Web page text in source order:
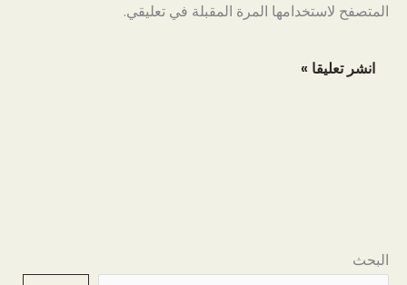
البحث
المتصفح لاستخدامها المرة المقبلة في تعليقي.